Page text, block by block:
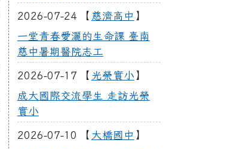
2026-07-24 【 慈濟高中 】
一堂青春愛灑的生命課 臺南
慈中暑期醫院志工
2026-07-17 【 光榮實小 】
成大國際交流學生 走訪光榮
實小
2026-07-10 【 大橋國中 】